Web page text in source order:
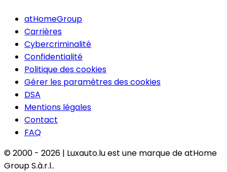
atHomeGroup
Carrières
Cybercriminalité
Confidentialité
Politique des cookies
Gérer les paramètres des cookies
DSA
Mentions légales
Contact
FAQ
© 2000 - 2026 | Luxauto.lu est une marque de atHome
Group S.à.r.l..